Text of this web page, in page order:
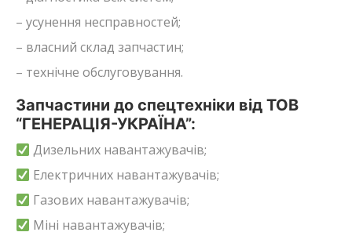
– усунення несправностей;
– власний склад запчастин;
– технічне обслуговування.
Запчастини до спецтехніки від ТОВ
“ГЕНЕРАЦІЯ-УКРАЇНА”:
Дизельних навантажувачів;
Електричних навантажувачів;
Газових навантажувачів;
Міні навантажувачів;